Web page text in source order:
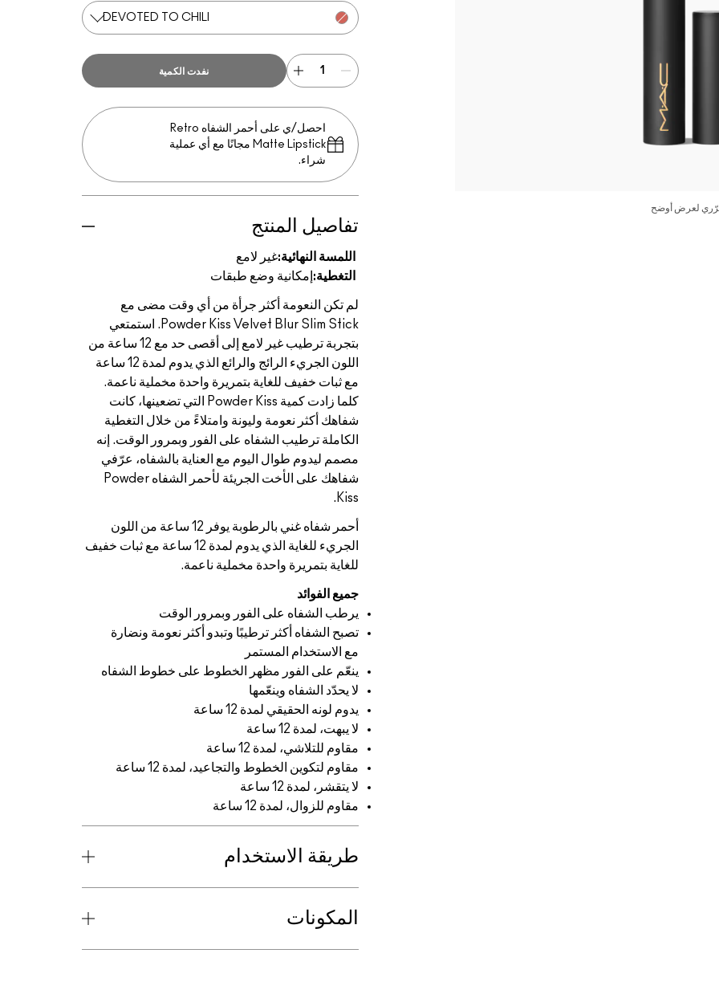
لعرض أوضح
DEVOTED TO CHILI
نفدت الكمية
احصل/ي على أحمر الشفاه Retro
Matte Lipstick مجانًا مع أي عملية
شراء.
تفاصيل المنتج
اللمسة النهائية:غير لامع
التغطية: إمكانية وضع طبقات
لم تكن النعومة أكثر جرأة من أي وقت مضى مع
Powder Kiss Velvet Blur Slim Stick. استمتعي
بتجربة ترطيب غير لامع إلى أقصى حد مع 12 ساعة من
اللون الجريء الرائج والرائع الذي يدوم لمدة 12 ساعة
مع ثبات خفيف للغاية بتمريرة واحدة مخملية ناعمة.
كلما زادت كمية Powder Kiss التي تضعينها، كانت
شفاهك أكثر نعومة وليونة وامتلاءً من خلال التغطية
الكاملة ترطيب الشفاه على الفور وبمرور الوقت. إنه
مصمم ليدوم طوال اليوم مع العناية بالشفاه، عرّفي
شفاهك على الأخت الجريئة لأحمر الشفاه Powder
Kiss.
أحمر شفاه غني بالرطوبة يوفر 12 ساعة من اللون
الجريء للغاية الذي يدوم لمدة 12 ساعة مع ثبات خفيف
للغاية بتمريرة واحدة مخملية ناعمة.
جميع الفوائد
يرطب الشفاه على الفور وبمرور الوقت
تصبح الشفاه أكثر ترطيبًا وتبدو أكثر نعومة ونضارة
مع الاستخدام المستمر
ينعّم على الفور مظهر الخطوط على خطوط الشفاه
لا يحدّد الشفاه وينعّمها
يدوم لونه الحقيقي لمدة 12 ساعة
لا يبهت، لمدة 12 ساعة
مقاوم للتلاشي، لمدة 12 ساعة
مقاوم لتكوين الخطوط والتجاعيد، لمدة 12 ساعة
لا يتقشر، لمدة 12 ساعة
مقاوم للزوال، لمدة 12 ساعة
طريقة الاستخدام
المكونات